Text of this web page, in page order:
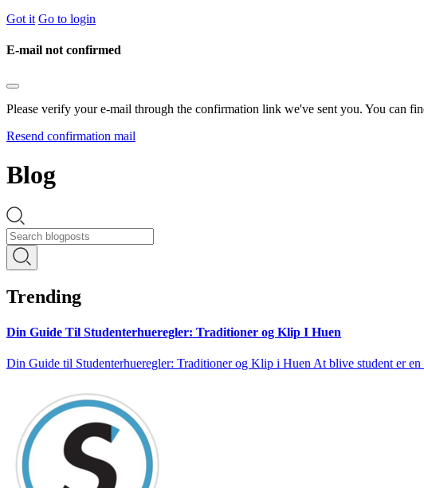
Got it Go to login
E-mail not confirmed
Please verify your e-mail through the confirmation link we've sent you. You can
Resend confirmation mail
Blog
Trending
Din Guide Til Studenterhueregler: Traditioner og Klip I Huen
Din Guide til Studenterhueregler: Traditioner og Klip i Huen At blive student er